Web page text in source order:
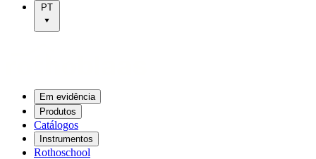
PT
Em evidência
Produtos
Catálogos
Instrumentos
Rothoschool